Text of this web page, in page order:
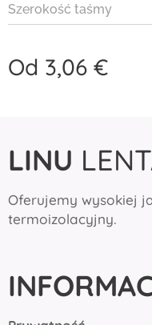
Szerokość taśmy
Od 3,06 €
LINU
Oferujemy wysokiej
termoizolacyjny.